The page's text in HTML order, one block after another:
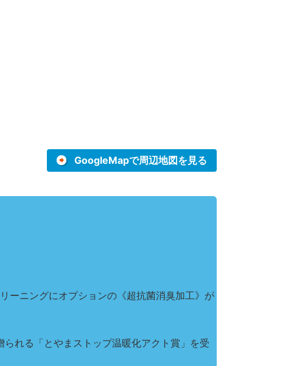
GoogleMapで周辺地図を見る
ーニングにオプションの《超抗菌消臭加工》が
れる「とやまストップ温暖化アクト賞」を受